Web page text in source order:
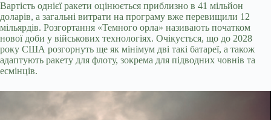
Вартість однієї ракети оцінюється приблизно в 41 мільйон
доларів, а загальні витрати на програму вже перевищили 12
мільярдів. Розгортання «Темного орла» називають початком
нової доби у військових технологіях. Очікується, що до 2028
року США розгорнуть ще як мінімум дві такі батареї, а також
адаптують ракету для флоту, зокрема для підводних човнів та
есмінців.